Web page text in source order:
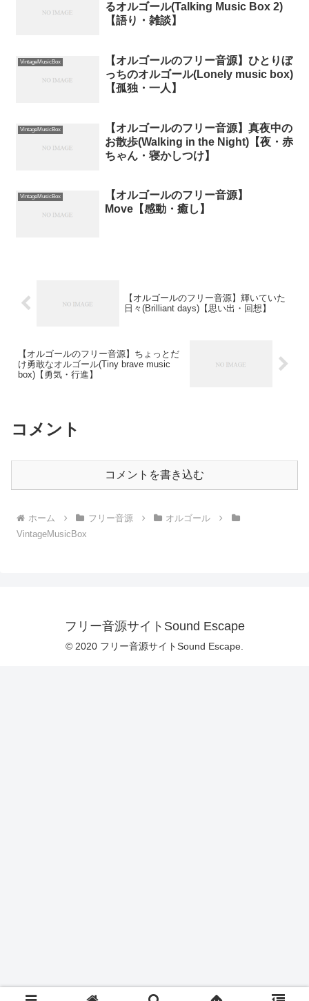
るオルゴール(Talking Music Box 2)
【語り・雑談】
VintageMusicBox
【オルゴールのフリー音源】ひとりぼ
っちのオルゴール(Lonely music box)
【孤独・一人】
VintageMusicBox
【オルゴールのフリー音源】真夜中の
お散歩(Walking in the Night)【夜・赤
ちゃん・寝かしつけ】
VintageMusicBox
【オルゴールのフリー音源】
Move【感動・癒し】
【オルゴールのフリー音源】輝いていた
日々(Brilliant days)【思い出・回想】
【オルゴールのフリー音源】ちょっとだ
け勇敢なオルゴール(Tiny brave music
box)【勇気・行進】
コメント
コメントを書き込む
ホーム フリー音源
オルゴール
VintageMusicBox
フリー音源サイトSound Escape
© 2020 フリー音源サイトSound Escape.